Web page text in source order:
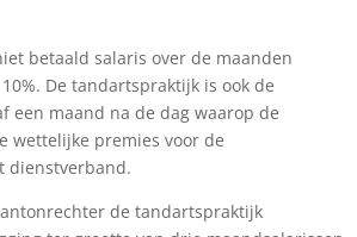
betaald salaris over de maanden
De tandartspraktijk is ook de
een maand na de dag waarop de
wettelijke premies voor de
dienstverband.
de tandartspraktijk